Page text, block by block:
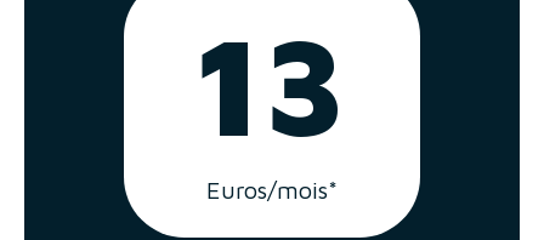
13
Euros/mois*